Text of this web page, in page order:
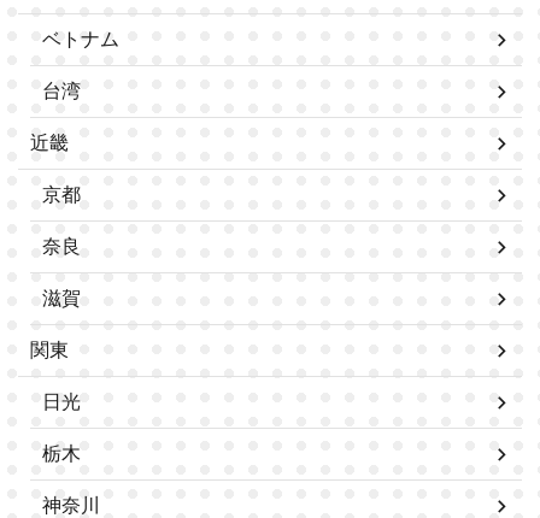
ベトナム
台湾
近畿
京都
奈良
滋賀
関東
日光
栃木
神奈川